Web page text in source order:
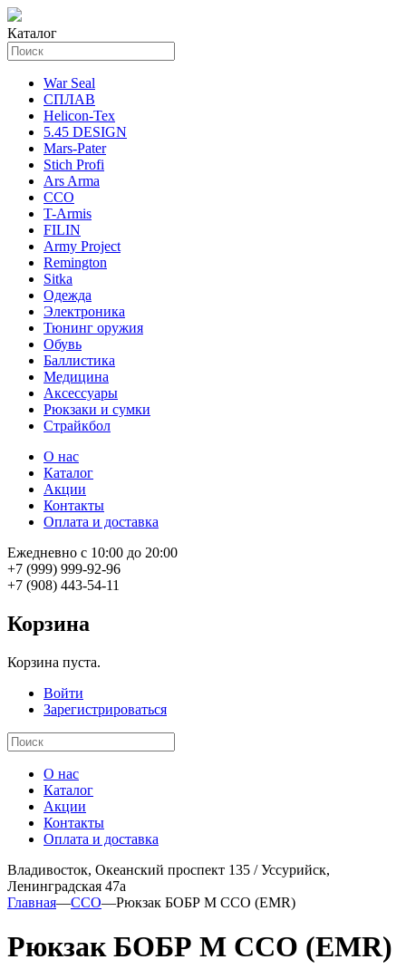
Каталог
War Seal
СПЛАВ
Helicon-Tex
5.45 DESIGN
Mars-Pater
Stich Profi
Ars Arma
ССО
T-Armis
FILIN
Army Project
Remington
Sitka
Одежда
Электроника
Тюнинг оружия
Обувь
Баллистика
Медицина
Аксессуары
Рюкзаки и сумки
Страйкбол
О нас
Каталог
Акции
Контакты
Оплата и доставка
Ежедневно с 10:00 до 20:00
+7 (999) 999-92-96
+7 (908) 443-54-11
Корзина
Корзина пуста.
Войти
Зарегистрироваться
О нас
Каталог
Акции
Контакты
Оплата и доставка
Владивосток, Океанский проспект 135 / Уссурийск,
Ленинградская 47а
Главная—ССО—Рюкзак БОБР М ССО (EMR)
Рюкзак БОБР М ССО (EMR)